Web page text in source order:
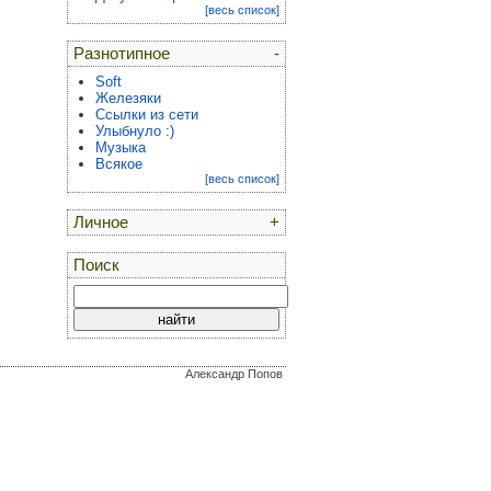
[весь список]
-
Разнотипное
Soft
Железяки
Ссылки из сети
Улыбнуло :)
Музыка
Всякое
[весь список]
+
Личное
Поиск
Александр Попов